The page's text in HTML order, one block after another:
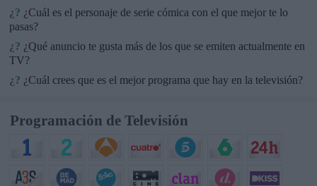
¿? ¿Cuál es el personaje de serie cómica con el que mejor te lo
pasas?
¿? ¿Qué anuncio te gusta más de los que se emiten actualmente en
TV?
¿? ¿Cuál crees que es el mejor programa que hay en la televisión?
Programación de Televisión